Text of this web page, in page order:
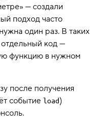
— создали
подход часто
один раз. В таких
отдельный код —
функцию в нужном
после получения
событие load)